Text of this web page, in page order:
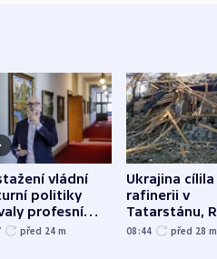
vládní
politiky
profesní
spolky i
před 24 m
Ukrajina cílila
rafinerii v
Tatarstánu,
útočilo na
08:44 před 28 m